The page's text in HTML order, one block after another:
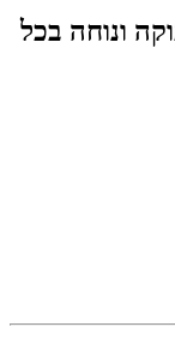
ונוחה בכל